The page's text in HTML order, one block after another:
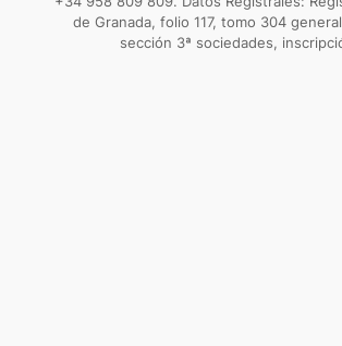
de Granada, folio 117, tomo 304
sección 3ª sociedades,